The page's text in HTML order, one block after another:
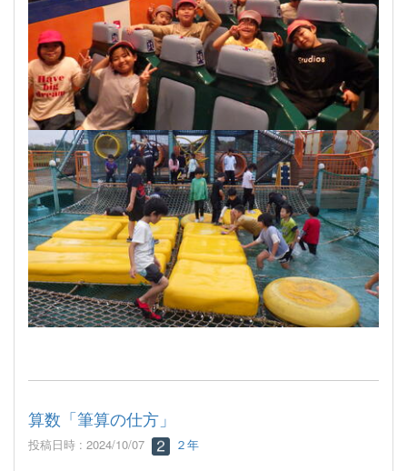
算数「筆算の仕方」
投稿日時 : 2024/10/07 ２年